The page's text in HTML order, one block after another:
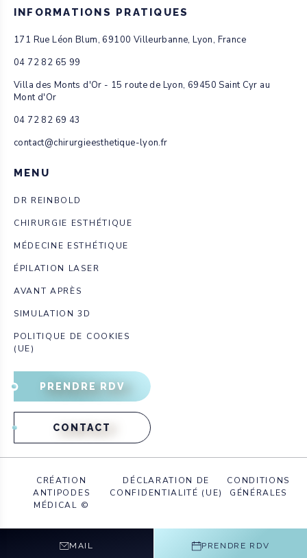
MAIL PRENDRE RDV
INFORMATIONS PRATIQUES
171 Rue Léon Blum, 69100 Villeurbanne, Lyon, France
04 72 82 65 99
Villa des Monts d'Or - 15 route de Lyon, 69450 Saint Cyr au
Mont d'Or
04 72 82 69 43
contact@chirurgieesthetique-lyon.fr
MENU
DR REINBOLD
CHIRURGIE ESTHÉTIQUE
MÉDECINE ESTHÉTIQUE
ÉPILATION LASER
AVANT APRÈS
SIMULATION 3D
POLITIQUE DE COOKIES
(UE)
PRENDRE RDV
CONTACT
CRÉATION
ANTIPODES
MÉDICAL ©
DÉCLARATION DE
CONFIDENTIALITÉ (UE)
CONDITIONS
GÉNÉRALES